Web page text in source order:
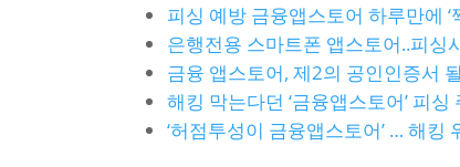
피싱 예방 금융앱스토어 하루만에 ‘
은행전용 스마트폰 앱스토어..피싱
금융 앱스토어, 제2의 공인인증서
해킹 막는다던 ‘금융앱스토어’ 피싱
‘허점투성이 금융앱스토어’ … 해킹